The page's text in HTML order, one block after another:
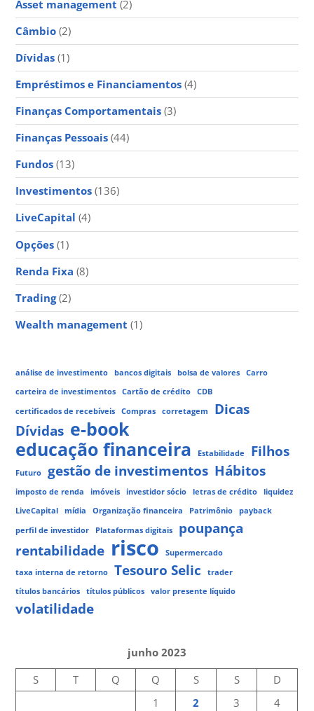
Asset management (2)
Câmbio (2)
Dívidas (1)
Empréstimos e Financiamentos (4)
Finanças Comportamentais (3)
Finanças Pessoais (44)
Fundos (13)
Investimentos (136)
LiveCapital (4)
Opções (1)
Renda Fixa (8)
Trading(2)
Wealth management (1)
análise de investimento bancos digitais bolsa de valores
Carro
carteira de investimentos
Cartão de crédito
CDB
certificados de recebíveis
Compras corretagem
Dicas
Dívidas e-book
educação financeira
Estabilidade Filhos
Futuro gestão de investimentos Hábitos
imposto de renda imóveis investidor sócio letras de crédito
liquidez
LiveCapital
mídia Organização financeira Patrimônio
payback
perfil de investidor
Plataformas digitais
poupança
rentabilidade risco
Supermercado
taxa interna de retorno
Tesouro Selic
trader
títulos bancários
títulos públicos valor presente líquido
volatilidade
junho 2023
S
T Q Q S S
D
1
2 3 4